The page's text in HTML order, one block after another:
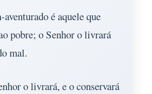
aventurado é aquele que
pobre; o Senhor o livrará
mal.
o livrará, e o conservará